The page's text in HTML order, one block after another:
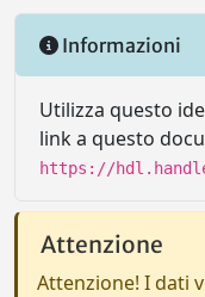
Informazioni
Utilizza questo
link a questo
https://
Attenzione
Attenzione! I dati